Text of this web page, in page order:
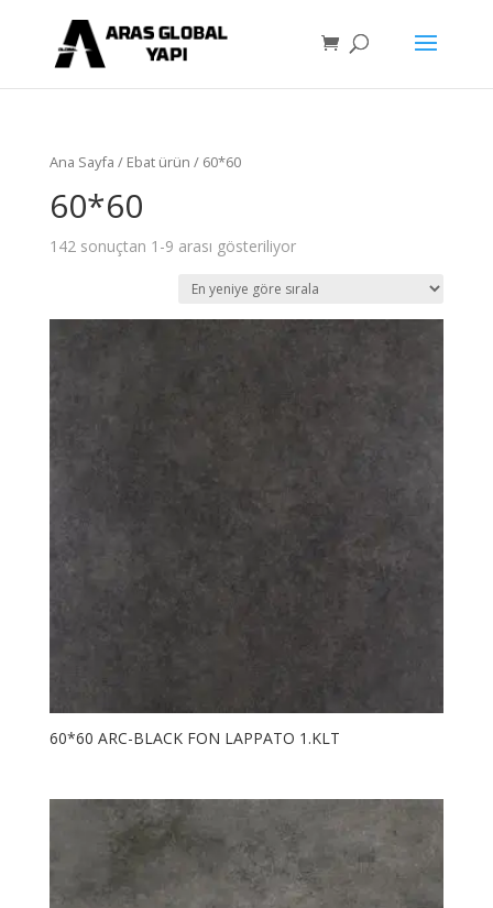
Ana Sayfa / Ebat ürün / 60*60
60*60
142 sonuçtan 1-9 arası gösteriliyor
60*60 ARC-BLACK FON LAPPATO 1.KLT